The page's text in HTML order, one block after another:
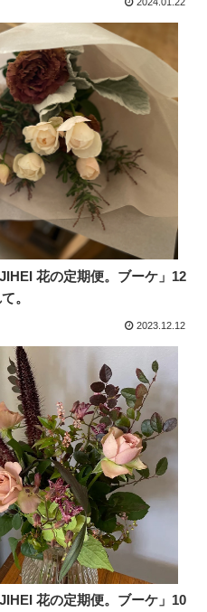
花の定期便。ブーケ」12
。
2023.12.12
花の定期便。ブーケ」10